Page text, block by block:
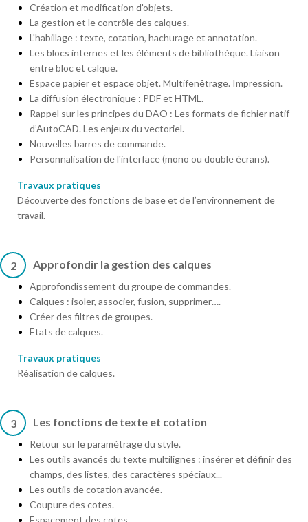
Création et modification d'objets.
La gestion et le contrôle des calques.
L'habillage : texte, cotation, hachurage et annotation.
Les blocs internes et les éléments de bibliothèque. Liaison
entre bloc et calque.
Espace papier et espace objet. Multifenêtrage. Impression.
La diffusion électronique : PDF et HTML.
Rappel sur les principes du DAO : Les formats de fichier natif
d’AutoCAD. Les enjeux du vectoriel.
Nouvelles barres de commande.
Personnalisation de l'interface (mono ou double écrans).
Travaux pratiques
Découverte des fonctions de base et de l’environnement de
travail.
2 Approfondir la gestion des calques
Approfondissement du groupe de commandes.
Calques : isoler, associer, fusion, supprimer….
Créer des filtres de groupes.
Etats de calques.
Travaux pratiques
Réalisation de calques.
3 Les fonctions de texte et cotation
Retour sur le paramétrage du style.
Les outils avancés du texte multilignes : insérer et définir des
champs, des listes, des caractères spéciaux...
Les outils de cotation avancée.
Coupure des cotes.
Espacement des cotes.